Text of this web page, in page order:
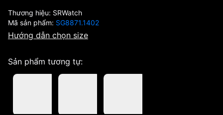
Thương hiệu: SRWatch
Mã sản phẩm: SG8871.1402
Hướng dẫn chọn size
Sản phẩm tương tự: